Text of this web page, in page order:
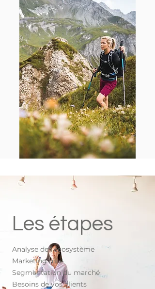
Les étapes
Analyse de l'écosystème
Marketing mix
Segmentation du marché
Besoins de vos clients